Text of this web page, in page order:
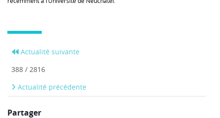
Actualité suivante
388 / 2816
Actualité précédente
Partager